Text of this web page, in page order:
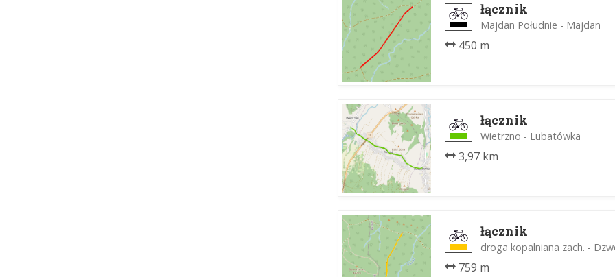
łącznik
Majdan Południe - Majdan
450 m
łącznik
Wietrzno - Lubatówka
3,97 km
łącznik
droga kopalniana zach. -
759 m